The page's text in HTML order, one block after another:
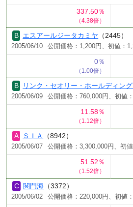
337.50％
（4.38倍）
エスアールジータカミヤ （2445）
2005/06/10 公開価格：1,200円、初値：
0％
（1.00倍）
リンク・セオリー・ホールディング
2005/06/09 公開価格：760,000円、初値
11.58％
（1.12倍）
ＳＩＡ （8942）
2005/06/07 公開価格：3,300,000円、初
51.52％
（1.52倍）
関門海 （3372）
2005/06/02 公開価格：220,000円、初値